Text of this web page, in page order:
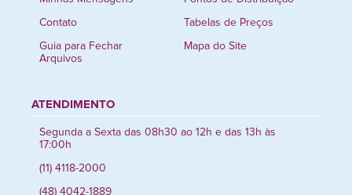
Contato
Guia para Fechar
Arquivos
Tabelas de Preços
Mapa do Site
ATENDIMENTO
Segunda a Sexta das 08h30 ao 12h e das 13h às
17:00h
(11) 4118-2000
(48) 4042-1889